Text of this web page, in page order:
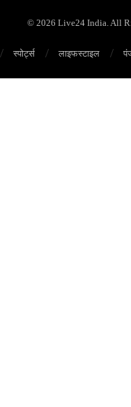
© 2026 Live24 India. All
स्पोर्ट्स लाइफस्टाइल